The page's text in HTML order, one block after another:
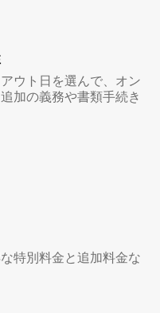
ウト日を選んで、オン
加の義務や書類手続き
特別料金と追加料金な